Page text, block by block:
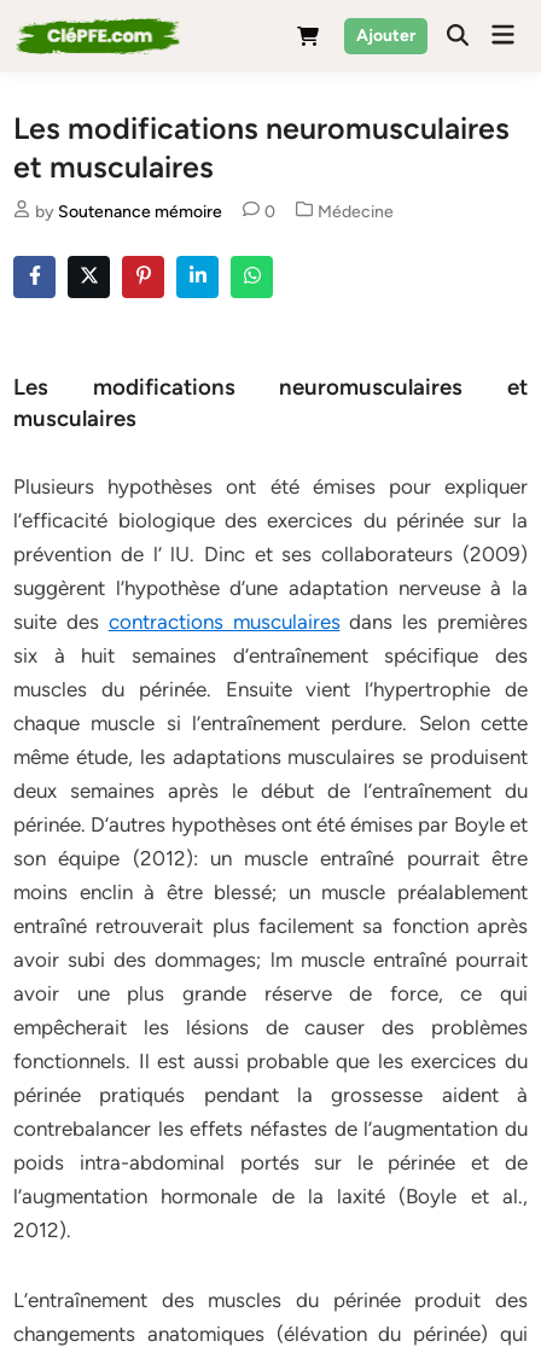
to
Ajouter
Les modifications neuromusculaires
et musculaires
by Soutenance mémoire 0
Posted
Médecine
Les modifications neuromusculaires et
musculaires
Plusieurs hypothèses ont été émises pour expliquer
l’efficacité biologique des exercices du périnée sur la
prévention de l’ lU. Dinc et ses collaborateurs (2009)
suggèrent l’hypothèse d’une adaptation nerveuse à la
suite des contractions musculairesdans les premières
six à huit semaines d’entraînement spécifique des
muscles du périnée. Ensuite vient l’hypertrophie de
chaque muscle si l’entraînement perdure. Selon cette
même étude, les adaptations musculaires se produisent
deux semaines après le début de l’entraînement du
périnée. D’autres hypothèses ont été émises par Boyle et
son équipe (2012): un muscle entraîné pourrait être
moins enclin à être blessé; un muscle préalablement
entraîné retrouverait plus facilement sa fonction après
avoir subi des dommages; lm muscle entraîné pourrait
avoir une plus grande réserve de force, ce qui
empêcherait les lésions de causer des problèmes
fonctionnels. Il est aussi probable que les exercices du
périnée pratiqués pendant la grossesse aident à
contrebalancer les effets néfastes de l’augmentation du
poids intra-abdominal portés sur le périnée et de
l’augmentation hormonale de la laxité (Boyle et al.,
2012).
L’entraînement des muscles du périnée produit des
changements anatomiques (élévation du périnée) qui